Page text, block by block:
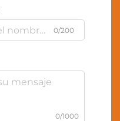
0/200
0/1000